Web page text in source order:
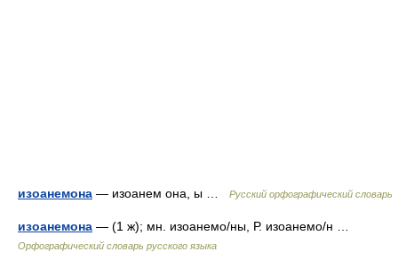
изоанемона — изоанем она, ы … Русский орфографический словарь
изоанемона — (1 ж); мн. изоанемо/ны, Р. изоанемо/н …
Орфографический словарь русского языка